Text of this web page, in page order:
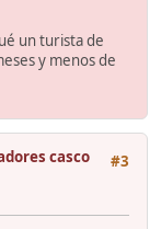
un turista de
y menos de
#3
casco